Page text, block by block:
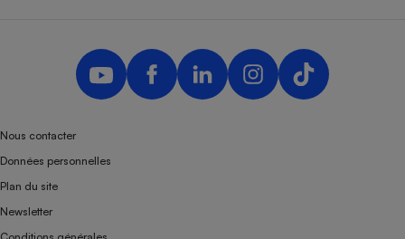
Nous contacter
Données personnelles
Plan du site
Newsletter